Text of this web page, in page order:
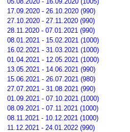
17.09.2020 - 26.10.2020 (990)
27.10.2020 - 27.11.2020 (990)
28.11.2020 - 07.01.2021 (990)
08.01.2021 - 15.02.2021 (1000)
16.02.2021 - 31.03.2021 (1000)
01.04.2021 - 12.05.2021 (1000)
13.05.2021 - 14.06.2021 (990)
15.06.2021 - 26.07.2021 (980)
27.07.2021 - 31.08.2021 (990)
01.09.2021 - 07.10.2021 (1000)
08.09.2021 - 07.11.2021 (1000)
08.11.2021 - 10.12.2021 (1000)
11.12.2021 - 24.01.2022 (990)